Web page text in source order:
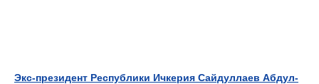
Экс-президент Республики Ичкерия Сайдуллаев Абдул-